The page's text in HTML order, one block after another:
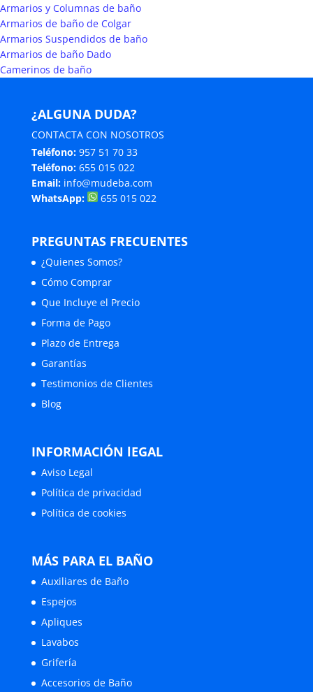
Armarios y Columnas de baño
Armarios de baño de Colgar
Armarios Suspendidos de baño
Armarios de baño Dado
Camerinos de baño
¿ALGUNA DUDA?
CONTACTA CON NOSOTROS
Teléfono: 957 51 70 33
Teléfono: 655 015 022
Email: info@mudeba.com
WhatsApp:
655 015 022
PREGUNTAS FRECUENTES
¿Quienes Somos?
Cómo Comprar
Que Incluye el Precio
Forma de Pago
Plazo de Entrega
Garantías
Testimonios de Clientes
Blog
INFORMACIÓN lEGAL
Aviso Legal
Política de privacidad
Política de cookies
MÁS PARA EL BAÑO
Auxiliares de Baño
Espejos
Apliques
Lavabos
Grifería
Accesorios de Baño